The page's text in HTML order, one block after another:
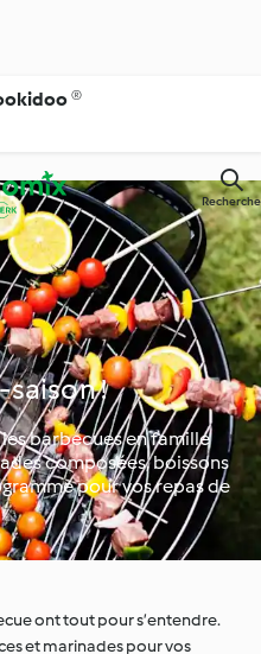
®
Recherche
saison !
barbecues en famille
composées, boissons
pour vos repas de
ont tout pour s’entendre.
et marinades pour vos